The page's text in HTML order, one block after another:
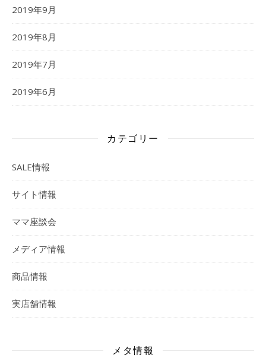
2019年9月
2019年8月
2019年7月
2019年6月
カテゴリー
SALE情報
サイト情報
ママ座談会
メディア情報
商品情報
実店舗情報
メタ情報